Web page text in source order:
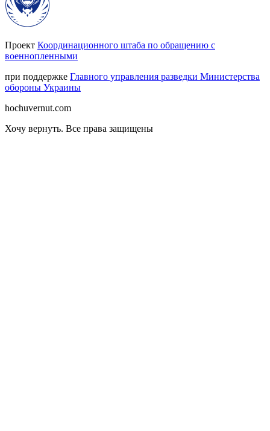
Проект Координационного штаба по обращению с
военнопленными
при поддержке Главного управления разведки Министерства
обороны Украины
hochuvernut.com
Хочу вернуть. Все права защищены